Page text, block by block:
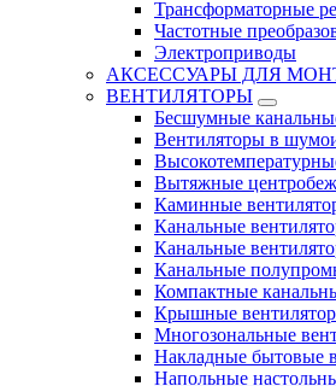
Трансформаторные
Частотные
Электроприводы
АКСЕССУАРЫ ДЛЯ
ВЕНТИЛЯТОРЫ
Бесшумные
Вентиляторы в
Вытяжные
Каминные
Канальные
Канальные
Канальные
Компактные
Крышные
Многозональные
Накладные бытовые
Напольные